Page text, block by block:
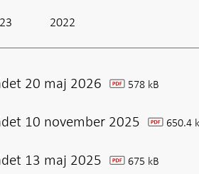
2022
20 maj 2026 pdf 578 kB
10 november 2025 pdf 650.4
13 maj 2025 pdf 675 kB